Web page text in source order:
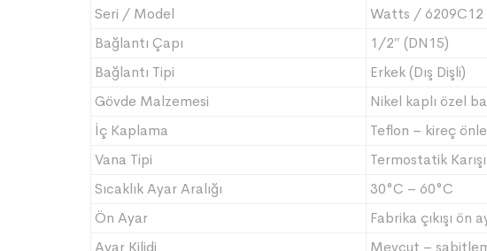
Seri / Model
Watts / 6209C12
Bağlantı Çapı
1/2″ (DN15)
Bağlantı Tipi
Erkek (Dış Dişli)
Gövde Malzemesi
Nikel kaplı özel
İç Kaplama
Teflon – kireç
Vana Tipi
Termostatik
Sıcaklık Ayar Aralığı
30°C – 60°C
Ön Ayar
Fabrika çıkışı ön
Ayar Kilidi
Mevcut –